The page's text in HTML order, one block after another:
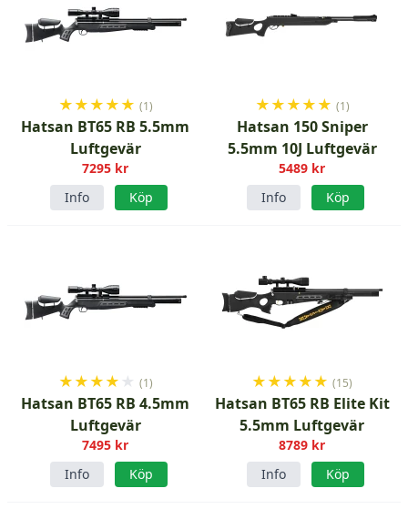
★★★★★ (1)
Hatsan BT65 RB 5.5mm
Luftgevär
7295 kr
Info
Köp
★★★★★ (1)
Hatsan 150 Sniper
5.5mm 10J Luftgevär
5489 kr
Info
Köp
★★★★ ★ (1)
Hatsan BT65 RB 4.5mm
Luftgevär
7495 kr
Info
Köp
★★★★★ (15)
Hatsan BT65 RB Elite Kit
5.5mm Luftgevär
8789 kr
Info
Köp